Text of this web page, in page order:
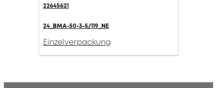
22645621
24_BMA-50-3-5/119_NE
Einzelverpackung